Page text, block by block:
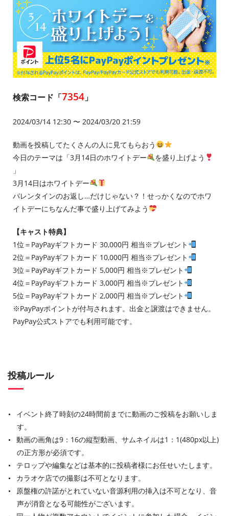
検索コード「7354 」
2024/03/14 12:30 〜 2024/03/20 21:59
動画を投稿してたくさんの人に見てもらおう
今日のテーマは「3月14日のホワイトデー
を盛り上げよう
」
3月14日はホワイトデー
バレンタインのお返し…だけじゃない？！せっかくなのでホワ
イトデーにちなんだ事で盛り上げてみよう
【キャスト特典】
1位＝PayPayギフトカード 30,000円 相当※プレゼント
2位＝PayPayギフトカード 10,000円 相当※プレゼント
3位＝PayPayギフトカード 5,000円 相当※プレゼント
4位＝PayPayギフトカード 3,000円 相当※プレゼント
5位＝PayPayギフトカード 2,000円 相当※プレゼント
※PayPayポイントが付与されます。出金と譲渡はできません。
PayPay公式ストアでも利用可能です。
投稿ルール
イベント終了時刻の24時間前までに動画のご投稿をお願いしま
す。
動画の画角は9：16の縦型動画、サムネイルは1：1(480px以上)
の正方形が必須です。
テロップや編集などは基本的に投稿者様にお任せいたします。
カラオケ店での撮影は不可となります。
原盤権の許諾がとれていない音源利用の挿入は不可となり、音
声が消音となる可能性がございます。